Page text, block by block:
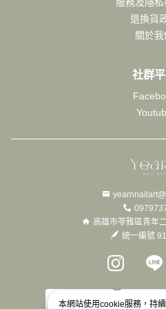
本網站使用cookie服務，持
退換貨
關於我
社群
高雄市苓雅區青年
統一編號